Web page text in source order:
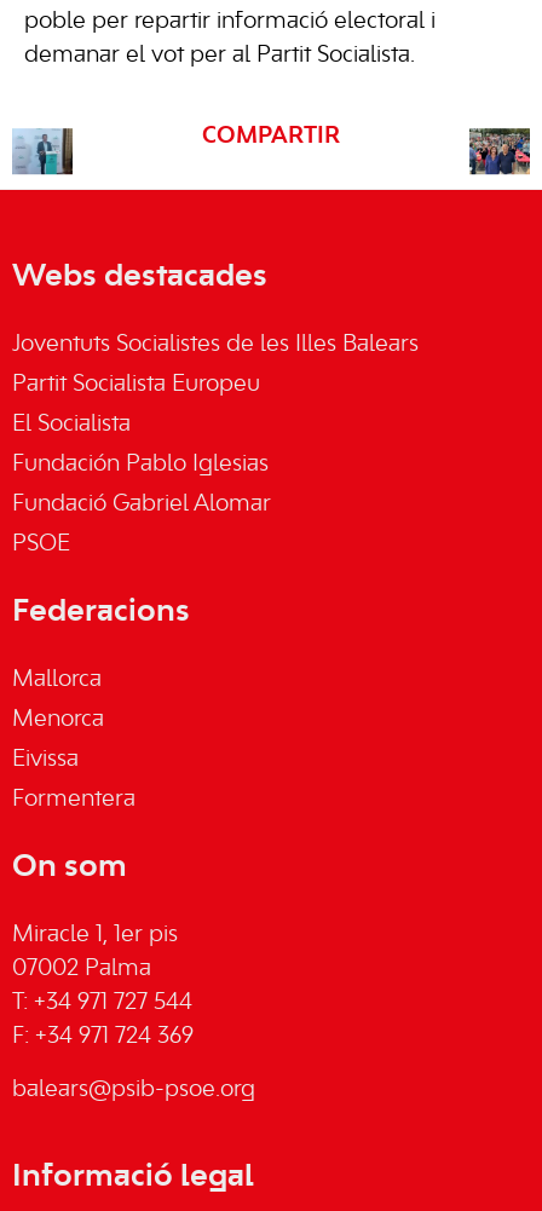
poble per repartir informació electoral i
demanar el vot per al Partit Socialista.
COMPARTIR
Webs destacades
Joventuts Socialistes de les Illes Balears
Partit Socialista Europeu
El Socialista
Fundación Pablo Iglesias
Fundació Gabriel Alomar
PSOE
Federacions
Mallorca
Menorca
Eivissa
Formentera
On som
Miracle 1, 1er pis
07002 Palma
T: +34 971 727 544
F: +34 971 724 369
balears@psib-psoe.org
Informació legal